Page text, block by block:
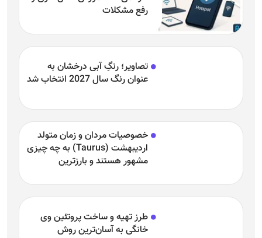
خصوصیات مردان و زمان متولد
اردیبهشت (Taurus) به چه چیزی
مشهور هستند و بارزترین
خصوصیت اردیبهشتی‌ها چیست؟
طرز تهیه و ساخت پروتئین وی
خانگی به آسان‌ترین روش
پربیننده پربحث